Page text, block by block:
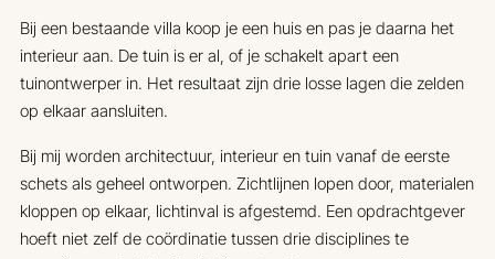
Bij een bestaande villa koop je een huis en pas je daarna het
interieur aan. De tuin is er al, of je schakelt apart een
tuinontwerper in. Het resultaat zijn drie losse lagen die zelden
op elkaar aansluiten.
Bij mij worden architectuur, interieur en tuin vanaf de eerste
schets als geheel ontworpen. Zichtlijnen lopen door, materialen
kloppen op elkaar, lichtinval is afgestemd. Een opdrachtgever
hoeft niet zelf de coördinatie tussen drie disciplines te